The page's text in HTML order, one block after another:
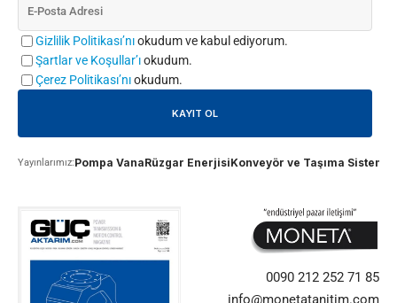
Gizlilik Politikası’nıokudum ve kabul ediyorum.
Şartlar ve Koşullar’ıokudum.
Çerez Politikası’nıokudum.
Yayınlarımız:Pompa VanaRüzgar EnerjisiKonveyör ve Taşıma
0090 212 252 71 85
info@monetatanitim.com